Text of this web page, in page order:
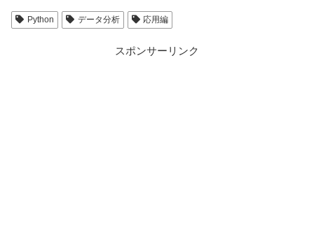
Python データ分析 応用編
スポンサーリンク